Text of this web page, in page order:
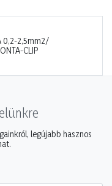
0,2-2,5mm2/
CLIP
legújabb hasznos